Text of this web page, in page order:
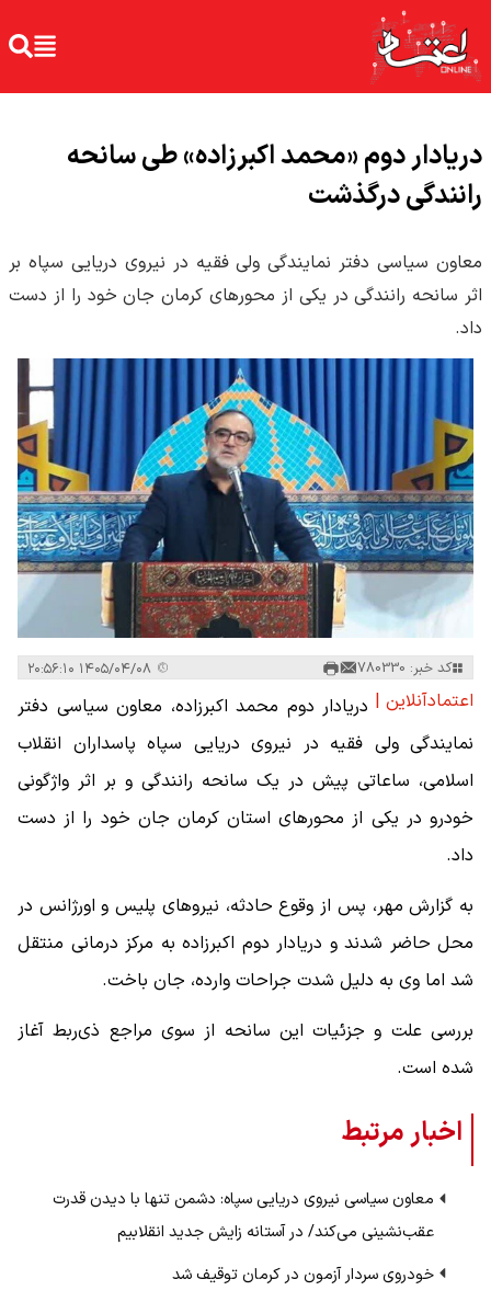
دریادار دوم «محمد اکبرزاده» طی سانحه
رانندگی درگذشت
معاون سیاسی دفتر نمایندگی ولی فقیه در نیروی دریایی سپاه بر
اثر سانحه رانندگی در یکی از محورهای کرمان جان خود را از دست
داد.
کد خبر: 780330
اعتمادآنلاین | دریادار دوم محمد اکبرزاده، معاون سیاسی دفتر
نمایندگی ولی فقیه در نیروی دریایی سپاه پاسداران انقلاب
اسلامی، ساعاتی پیش در یک سانحه رانندگی و بر اثر واژگونی
خودرو در یکی از محورهای استان کرمان جان خود را از دست
داد.
به گزارش مهر، پس از وقوع حادثه، نیروهای پلیس و اورژانس در
محل حاضر شدند و دریادار دوم اکبرزاده به مرکز درمانی منتقل
شد اما وی به دلیل شدت جراحات وارده، جان باخت.
بررسی علت و جزئیات این سانحه از سوی مراجع ذی‌ربط آغاز
شده است.
اخبار مرتبط
معاون سیاسی نیروی دریایی سپاه: دشمن تنها با دیدن قدرت
عقب‌نشینی می‌کند/ در آستانه زایش جدید انقلابیم
خودروی سردار آزمون در کرمان توقیف شد